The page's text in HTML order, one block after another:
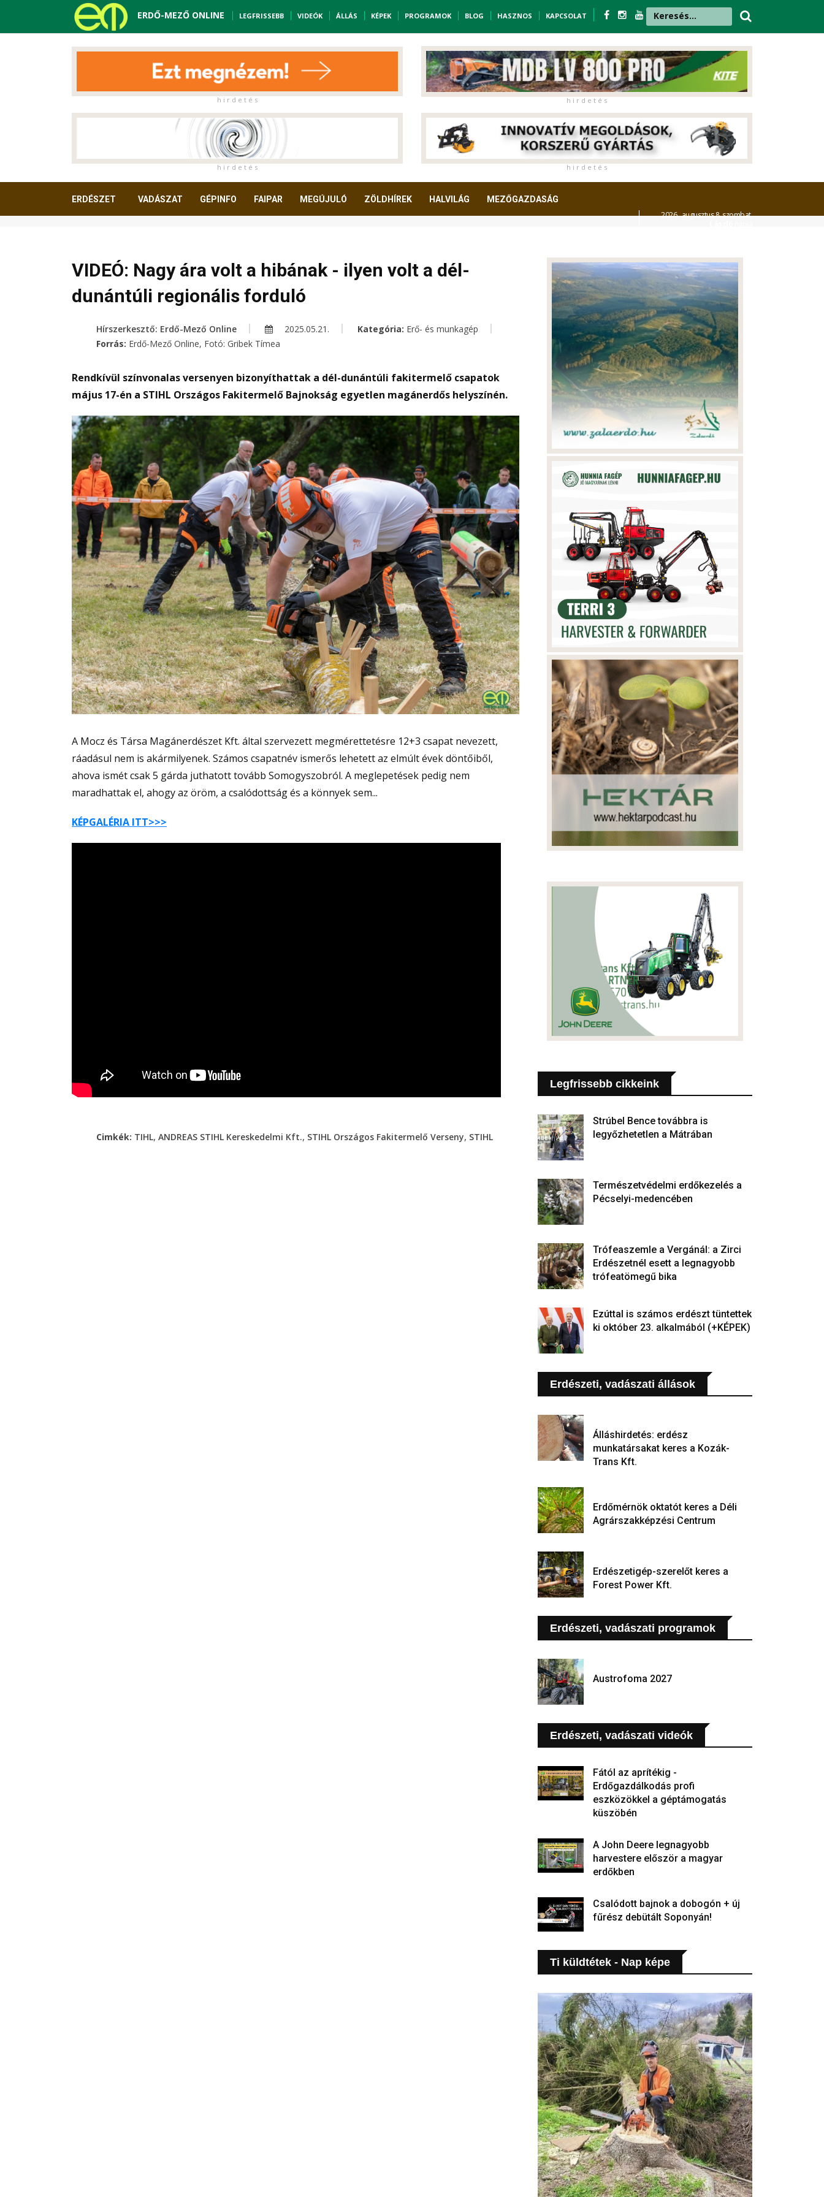
ERDŐ-MEZŐ ONLINE LEGFRISSEBB VIDEÓK ÁLLÁS KÉPEK PROGRAMOK BLOG HASZNOS KAPCSOLAT
h i r d e t é s h i r d e t é s
h i r d e t é s h i r d e t é s
ERDÉSZET VADÁSZAT GÉPINFO FAIPAR MEGÚJULÓ ZÖLDHÍREK HALVILÁG MEZŐGAZDASÁG
2026. augusztus 8. szombat,
VIDEÓ: Nagy ára volt a hibának - ilyen volt a dél-
dunántúli regionális forduló
Hírszerkesztő: Erdő-Mező Online 2025.05.21. Kategória: Erő- és munkagép
Forrás: Erdő-Mező Online, Fotó: Gribek Tímea
Rendkívül színvonalas versenyen bizonyíthattak a dél-dunántúli fakitermelő csapatok
május 17-én a STIHL Országos Fakitermelő Bajnokság egyetlen magánerdős helyszínén.
A Mocz és Társa Magánerdészet Kft. által szervezett megmérettetésre 12+3 csapat nevezett,
ráadásul nem is akármilyenek. Számos csapatnév ismerős lehetett az elmúlt évek döntőiből,
ahova ismét csak 5 gárda juthatott tovább Somogyszobról. A meglepetések pedig nem
maradhattak el, ahogy az öröm, a csalódottság és a könnyek sem...
KÉPGALÉRIA ITT>>>
Cimkék: TIHL, ANDREAS STIHL Kereskedelmi Kft., STIHL Országos Fakitermelő Verseny, STIHL
Legfrissebb cikkeink
Strúbel Bence továbbra is
legyőzhetetlen a Mátrában
Természetvédelmi erdőkezelés a
Pécselyi-medencében
Trófeaszemle a Vergánál: a Zirci
Erdészetnél esett a legnagyobb
trófeatömegű bika
Ezúttal is számos erdészt tüntettek
ki október 23. alkalmából (+KÉPEK)
Erdészeti, vadászati állások
Álláshirdetés: erdész
munkatársakat keres a Kozák-
Trans Kft.
Erdőmérnök oktatót keres a Déli
Agrárszakképzési Centrum
Erdészetigép-szerelőt keres a
Forest Power Kft.
Erdészeti, vadászati programok
Austrofoma 2027
Erdészeti, vadászati videók
Fától az aprítékig -
Erdőgazdálkodás profi
eszközökkel a géptámogatás
küszöbén
A John Deere legnagyobb
harvestere először a magyar
erdőkben
Csalódott bajnok a dobogón + új
fűrész debütált Soponyán!
Ti küldtétek - Nap képe